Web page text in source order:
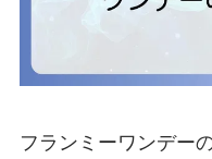
フランミーワンデー